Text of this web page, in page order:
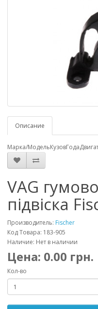
Описание
Марка/МодельКузовГода
VAG
підвіска
Производитель: Fischer
Код Товара: 183-905
Наличие: Нет в наличии
Цена: 0.00 грн.
Кол-во